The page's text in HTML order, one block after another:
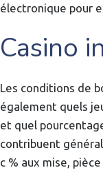
électronique pour
Casino
Les conditions de
également quels
et quel
contribuent
c % aux mise,